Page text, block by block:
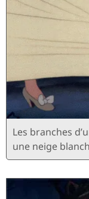
Les branches
une neige